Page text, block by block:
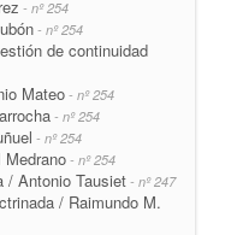
- nº 254
- nº 254
de continuidad
Mateo - nº 254
- nº 254
- nº 254
- nº 254
/ Antonio Tausiet - nº 247
/ Raimundo M.